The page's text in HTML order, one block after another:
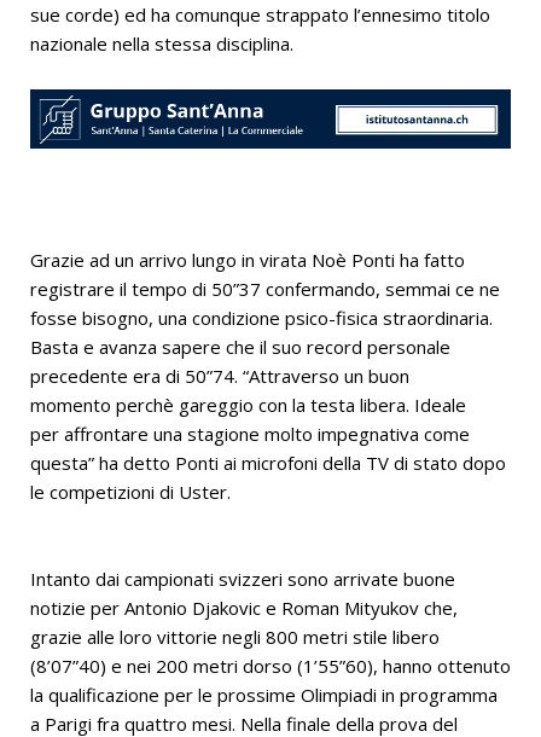
sue corde) ed ha comunque strappato l’ennesimo titolo
nazionale nella stessa disciplina.
Grazie ad un arrivo lungo in virata Noè Ponti ha fatto
registrare il tempo di 50”37 confermando, semmai ce ne
fosse bisogno, una condizione psico-fisica straordinaria.
Basta e avanza sapere che il suo record personale
precedente era di 50”74. “Attraverso un buon
momento perchè gareggio con la testa libera. Ideale
per affrontare una stagione molto impegnativa come
questa” ha detto Ponti ai microfoni della TV di stato dopo
le competizioni di Uster.
Intanto dai campionati svizzeri sono arrivate buone
notizie per Antonio Djakovic e Roman Mityukov che,
grazie alle loro vittorie negli 800 metri stile libero
(8’07”40) e nei 200 metri dorso (1’55”60), hanno ottenuto
la qualificazione per le prossime Olimpiadi in programma
a Parigi fra quattro mesi. Nella finale della prova del